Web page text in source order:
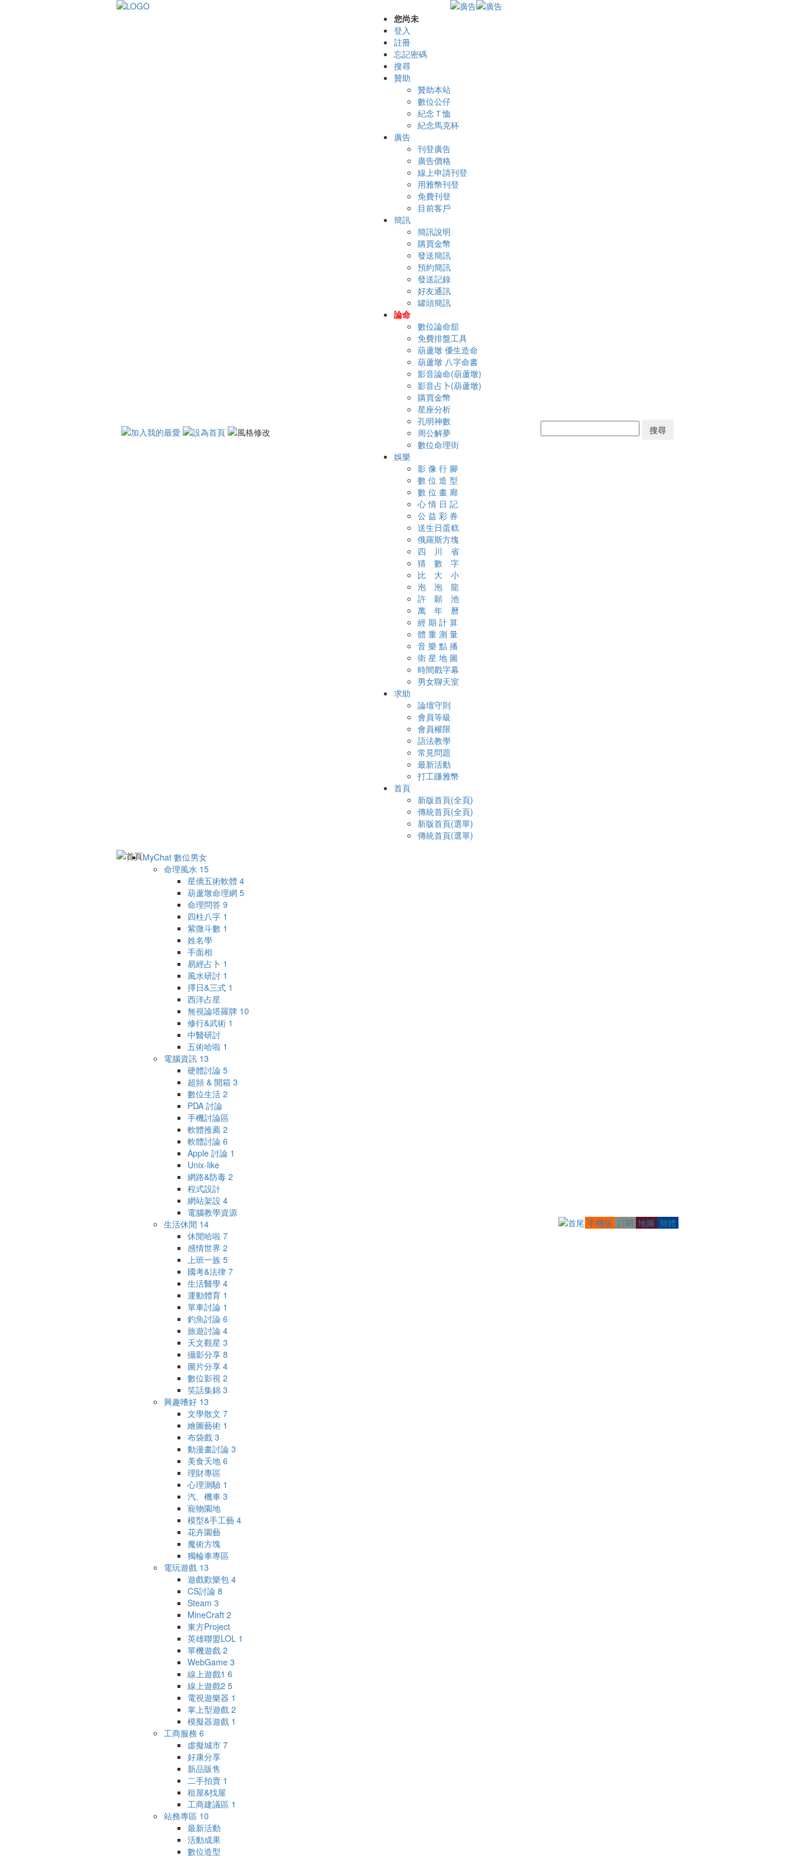
您尚未
登入
註冊
忘記密碼
搜尋
贊助
贊助本站
數位公仔
紀念Ｔ恤
紀念馬克杯
廣告
刊登廣告
廣告價格
線上申請刊登
用雅幣刊登
免費刊登
目前客戶
簡訊
簡訊說明
購買金幣
發送簡訊
預約簡訊
發送記錄
好友通訊
罐頭簡訊
論命
數位論命舘
免費排盤工具
葫蘆墩 優生造命
葫蘆墩 八字命書
影音論命(葫蘆墩)
影音占卜(葫蘆墩)
購買金幣
星座分析
孔明神數
周公解夢
數位命理街
娛樂
影 像 行 腳
數 位 造 型
數 位 畫 廊
心 情 日 記
公 益 彩 券
送生日蛋糕
俄羅斯方塊
四 川 省
猜 數 字
比 大 小
泡 泡 龍
許 願 池
萬 年 曆
經 期 計 算
體 重 測 量
音 樂 點 播
衛 星 地 圖
時間戳字幕
男女聊天室
求助
論壇守則
會員等級
會員權限
語法教學
常見問題
最新活動
打工賺雅幣
首頁
新版首頁(全頁)
傳統首頁(全頁)
新版首頁(選單)
傳統首頁(選單)
MyChat 數位男女
命理風水 15
星僑五術軟體 4
葫蘆墩命理網 5
命理問答 9
四柱八字 1
紫微斗數 1
姓名學
手面相
易經占卜 1
風水研討 1
擇日&三式 1
西洋占星
無視論塔羅牌 10
修行&武術 1
中醫研討
五術哈啦 1
電腦資訊 13
硬體討論 5
超頻 & 開箱 3
數位生活 2
PDA 討論
手機討論區
軟體推薦 2
軟體討論 6
Apple 討論 1
Unix-like
網路&防毒 2
程式設計
網站架設 4
電腦教學資源
生活休閒 14
休閒哈啦 7
感情世界 2
上班一族 5
國考&法律 7
生活醫學 4
運動體育 1
單車討論 1
釣魚討論 6
旅遊討論 4
天文觀星 3
攝影分享 8
圖片分享 4
數位影視 2
笑話集錦 3
興趣嗜好 13
文學散文 7
繪圖藝術 1
布袋戲 3
動漫畫討論 3
美食天地 6
理財專區
心理測驗 1
汽、機車 3
寵物園地
模型&手工藝 4
花卉園藝
魔術方塊
獨輪車專區
電玩遊戲 13
遊戲歡樂包 4
CS討論 8
Steam 3
MineCraft 2
東方Project
英雄聯盟LOL 1
單機遊戲 2
WebGame 3
線上遊戲1 6
線上遊戲2 5
電視遊樂器 1
掌上型遊戲 2
模擬器遊戲 1
工商服務 6
虛擬城市 7
好康分享
新品販售
二手拍賣 1
租屋&找屋
工商建議區 1
站務專區 10
最新活動
活動成果
數位造型
手機版 訂閱 地圖 簡體